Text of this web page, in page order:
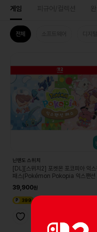
게임 피규어/컬렉션
전체 디지
닌텐도 스위치
[DL][스위치2] 포켓몬 포코피아 익스
패스(Pokémon Pokopia 익스팬션
39,900
399